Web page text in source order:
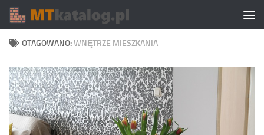
Skip to content
OTAGOWANO:WNĘTRZE MIESZKANIA